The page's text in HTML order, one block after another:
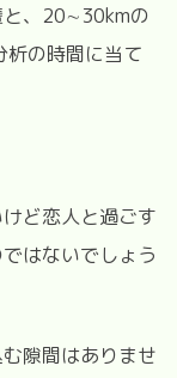
と、20∼30kmの
析の時間に当て
ど恋人と過ごす
はないでしょう
隙間はありませ